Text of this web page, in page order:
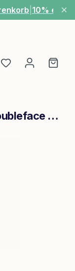
10% extra
Du hast 0
Joop! Saunatuch Classic Doubleface 80/200 Anthrazit